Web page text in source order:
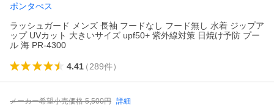
ポンタぺス
ラッシュガード メンズ 長袖 フードなし フード無し 水着 ジップア
ップ UVカット 大きいサイズ upf50+ 紫外線対策 日焼け予防 プー
ル 海 PR-4300
4.41（289件）
メーカー希望小売価格 5,500円 詳細